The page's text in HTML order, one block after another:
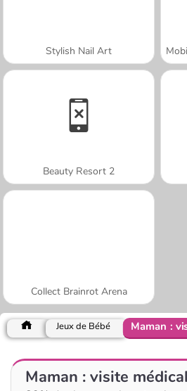
Stylish Nail Art
Beauty Resort 2
Collect Brainrot Arena
Jeux de Bébé Maman :
Maman : visite